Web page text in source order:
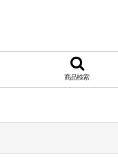
商品検索